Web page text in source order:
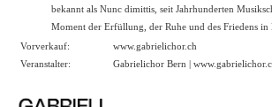
bekannt als Nunc dimittis, seit Jahrhunderten
Moment der Erfüllung, der Ruhe und des Friedens in
Vorverkauf:
www.gabrielichor.ch
Veranstalter:
Gabrielichor Bern |